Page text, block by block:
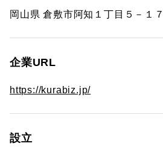
岡山県 倉敷市阿知１丁目５－１
企業URL
https://kurabiz.jp/
設立